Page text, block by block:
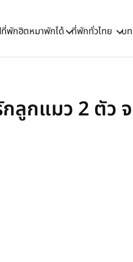
ที่พักฮิตหมาพักได้ ที่พักทั่วไทย บ
ลูกแมว 2 ตัว